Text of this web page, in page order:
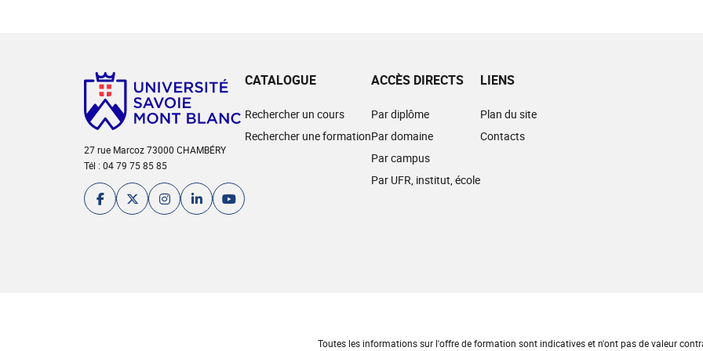
27 rue Marcoz 73000 CHAMBÉRY
Tél : 04 79 75 85 85
CATALOGUE
Rechercher un cours
Rechercher une formation
ACCÈS DIRECTS
Par diplôme
Par domaine
Par campus
Par UFR, institut, école
LIENS
Plan du site
Contacts
Toutes les informations sur l'offre de formation sont indicatives et n'ont pas de valeur